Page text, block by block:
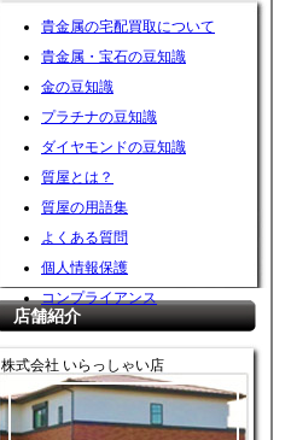
貴金属の宅配買取について
貴金属・宝石の豆知識
金の豆知識
プラチナの豆知識
ダイヤモンドの豆知識
質屋とは？
質屋の用語集
よくある質問
個人情報保護
コンプライアンス
店舗紹介
株式会社 いらっしゃい店